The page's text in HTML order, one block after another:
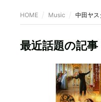
HOME Music 中田ヤ
最近話題の記事